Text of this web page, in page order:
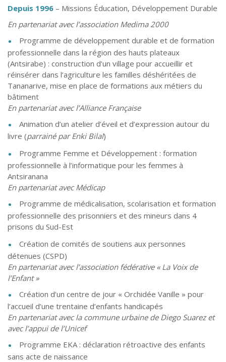
Depuis 1996 – Missions Éducation, Développement Durable
En partenariat avec l’association Medima 2000
Programme de développement durable et de formation
professionnelle dans la région des hauts plateaux
(Antsirabe) : construction d’un village pour accueillir et
réinsérer dans l’agriculture les familles déshéritées de
Tananarive, mise en place de formations aux métiers du
bâtiment
En partenariat avecl’Alliance Française
Animation d’un atelier d’éveil et d’expression autour du
livre (parrainé par Enki Bilal)
Programme Femme et Développement : formation
professionnelle à l’informatique pour les femmes à
Antsiranana
En partenariat avec Médicap
Programme de médicalisation, scolarisation et formation
professionnelle des prisonniers et des mineurs dans 4
prisons du Sud-Est
Création de comités de soutiens aux personnes
détenues (CSPD)
En partenariat avec l’association fédérative « La Voix de
l’Enfant »
Création d’un centre de jour « Orchidée Vanille » pour
l’accueil d’une trentaine d’enfants handicapés
En partenariat avec la commune urbaine de Diego Suarez et
avec l’appui de l’Unicef
Programme EKA : déclaration rétroactive des enfants
sans acte de naissance